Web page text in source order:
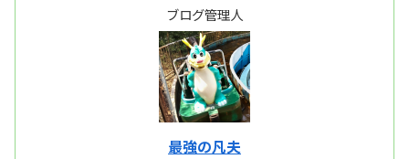
ブログ管理人
最強の凡夫